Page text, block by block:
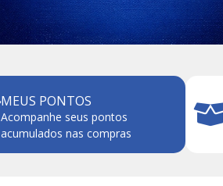
MEUS PONTOS
Acompanhe seus pontos
acumulados nas compras